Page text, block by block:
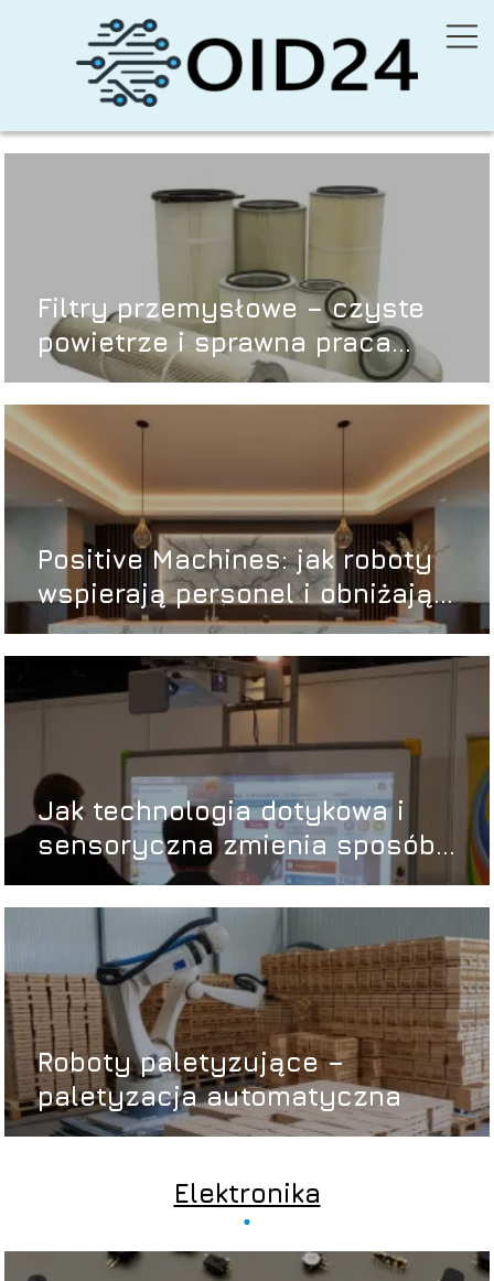
Filtry przemysłowe – czyste
powietrze i sprawna praca
zakładu
Positive Machines: jak roboty
wspierają personel i obniżają
koszty?
Jak technologia dotykowa i
sensoryczna zmienia sposób
prezentacji treści w
przestrzeni publicznej
Roboty paletyzujące –
paletyzacja automatyczna
Elektronika